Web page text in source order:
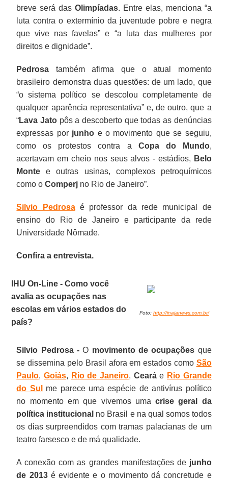
breve será dasOlimpíadas. Entre elas, menciona “a
luta contra o extermínio da juventude pobre e negra
que vive nas favelas” e “a luta das mulheres por
direitos e dignidade”.
Pedrosa também afirma que o atual momento
brasileiro demonstra duas questões: de um lado, que
“o sistema político se descolou completamente de
qualquer aparência representativa” e, de outro, que a
“Lava Jato pôs a descoberto que todas as denúncias
expressas por junho e o movimento que se seguiu,
como os protestos contra a Copa do Mundo,
acertavam em cheio nos seus alvos - estádios, Belo
Monte e outras usinas, complexos petroquímicos
como oComperj no Rio de Janeiro”.
Silvio Pedrosaé professor da rede municipal de
ensino do Rio de Janeiro e participante da rede
Universidade Nômade.
Confira a entrevista.
Foto: http://inajanews.com.br/
IHU On-Line - Como você
avalia as ocupações nas
escolas em vários estados do
país?
Silvio Pedrosa - O movimento de ocupações que
se dissemina pelo Brasil afora em estados como São
Paulo,Goiás, Rio de Janeiro, Cearáe Rio Grande
do Sul
me parece uma espécie de antivírus político
no momento em que vivemos umacrise geral da
política institucional no Brasil e na qual somos todos
os dias surpreendidos com tramas palacianas de um
teatro farsesco e de má qualidade.
A conexão com as grandes manifestações de junho
de 2013é evidente e o movimento dá concretude e